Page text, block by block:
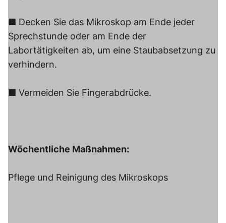
■ Decken Sie das Mikroskop am Ende jeder
Sprechstunde oder am Ende der
Labortätigkeiten ab, um eine Staubabsetzung zu
verhindern.
■ Vermeiden Sie Fingerabdrücke.
Wöchentliche Maßnahmen:
Pflege und Reinigung des Mikroskops